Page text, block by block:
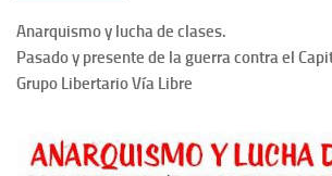
Anarquismo y lucha de clases.
Pasado y presente de la guerra contra el
Grupo Libertario Vía Libre